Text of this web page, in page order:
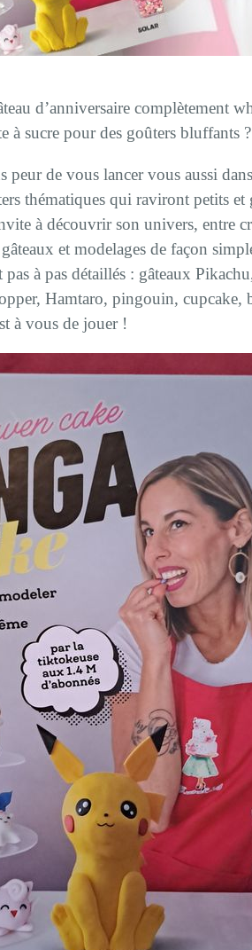
d’anniversaire complètement
à sucre pour des goûters bluffants ?
peur de vous lancer vous aussi
thématiques qui raviront petits et
à découvrir son univers, entre
gâteaux et modelages de façon
à pas détaillés : gâteaux
Hamtaro, pingouin, cupcake,
à vous de jouer !